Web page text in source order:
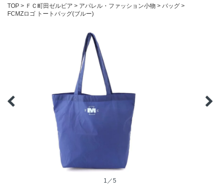
TOP ＦＣ町田ゼルビア アパレル・ファッション小物
バッグ
FCMZロゴ トートバッグ(ブルー)
1／5